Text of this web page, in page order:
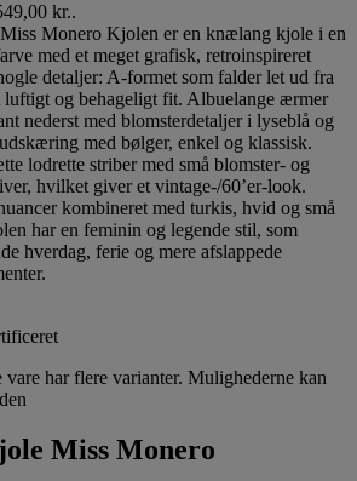
kr..
vare har flere varianter. Mulighederne kan
Miss Monero